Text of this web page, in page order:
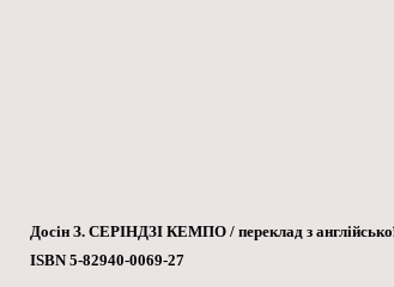
Досін З. СЕРІНДЗІ КЕМПО / переклад з
ISBN 5-82940-0069-27